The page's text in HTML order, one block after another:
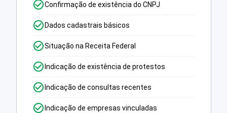
Confirmação de existência do CNPJ
Dados cadastrais básicos
Situação na Receita Federal
Indicação de existência de protestos
Indicação de consultas recentes
Indicação de empresas vinculadas